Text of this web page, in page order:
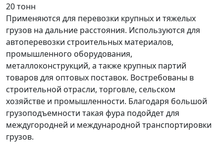
20 тонн
Применяются для перевозки крупных и тяжелых
грузов на дальние расстояния. Используются для
автоперевозки строительных материалов,
промышленного оборудования,
металлоконструкций, а также крупных партий
товаров для оптовых поставок. Востребованы в
строительной отрасли, торговле, сельском
хозяйстве и промышленности. Благодаря большой
грузоподъемности такая фура подойдет для
междугородней и международной транспортировки
грузов.